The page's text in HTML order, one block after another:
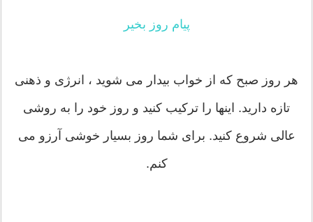
پیام روز بخیر
هر روز صبح که از خواب بیدار می شوید ، انرژی و ذهنی
تازه دارید. اینها را ترکیب کنید و روز خود را به روشی
عالی شروع کنید. برای شما روز بسیار خوشی آرزو می
کنم.